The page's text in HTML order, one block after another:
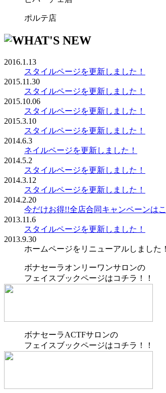
ポルテ店
2016.1.13
スタイルページを更新しました！
2015.11.30
スタイルページを更新しました！
2015.10.06
スタイルページを更新しました！
2015.3.10
スタイルページを更新しました！
2014.6.3
ネイルページを更新しました！
2014.5.2
スタイルページを更新しました！
2014.3.12
スタイルページを更新しました！
2014.2.20
今だけお得!!全店合同キャンペーンはこ
2013.11.6
スタイルページを更新しました！
2013.9.30
ホームページをリニューアルしました！
ボナセーラオンリーワンサロンの
フェイスブックページはコチラ！！
ボナセーラACTFサロンの
フェイスブックページはコチラ！！